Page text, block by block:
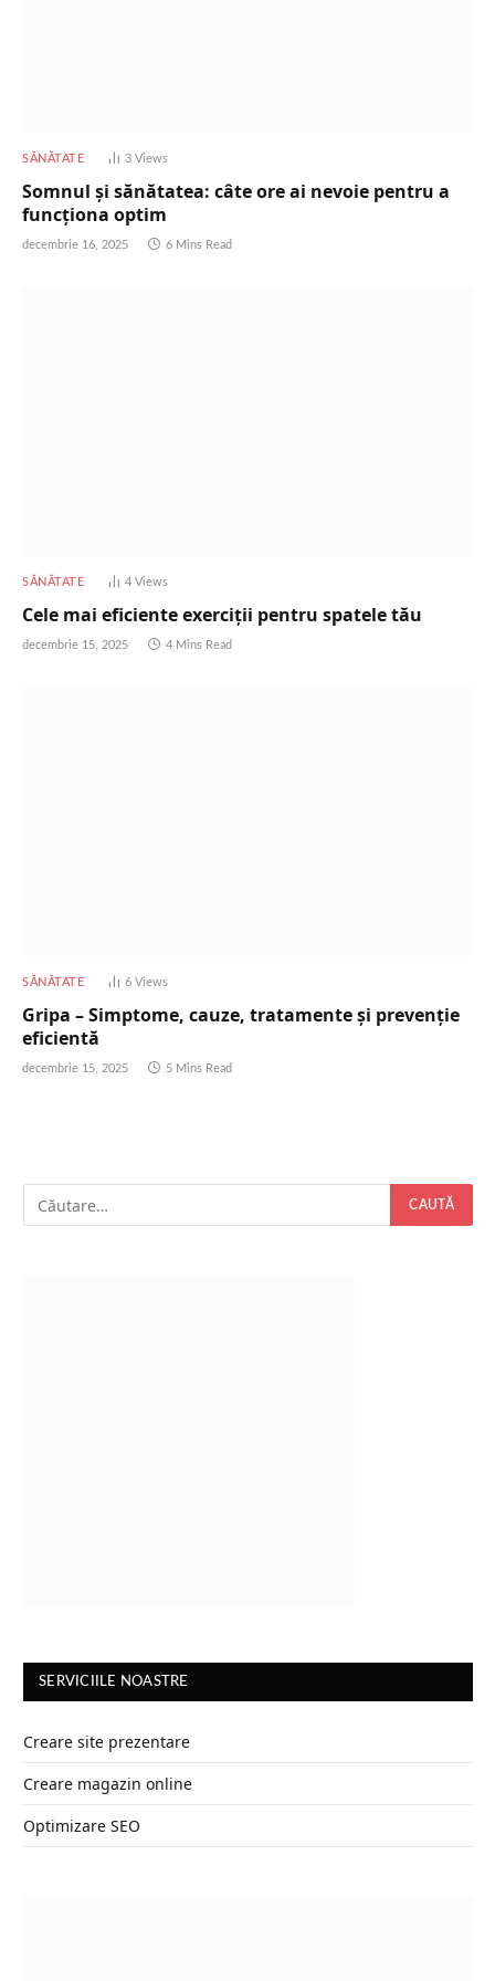
SĂNĂTATE 3Views
Somnul și sănătatea: câte ore ai nevoie pentru a
funcționa optim
decembrie 16, 2025 6 Mins Read
SĂNĂTATE 4Views
Cele mai eficiente exerciții pentru spatele tău
decembrie 15, 2025 4 Mins Read
SĂNĂTATE 6Views
Gripa – Simptome, cauze, tratamente și prevenție
eficientă
decembrie 15, 2025 5 Mins Read
SERVICIILE NOASTRE
Creare site prezentare
Creare magazin online
Optimizare SEO